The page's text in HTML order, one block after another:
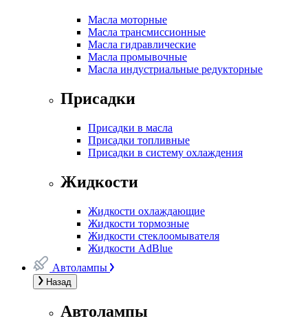
Масла моторные
Масла трансмиссионные
Масла гидравлические
Масла промывочные
Масла индустриальные редукторные
Присадки
Присадки в масла
Присадки топливные
Присадки в систему охлаждения
Жидкости
Жидкости охлаждающие
Жидкости тормозные
Жидкости стеклоомывателя
Жидкости AdBlue
Автолампы
Назад
Автолампы